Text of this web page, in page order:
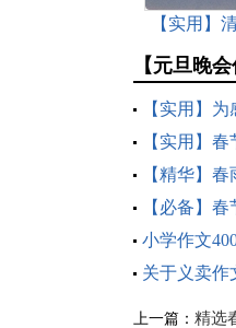
【实用】
【元旦晚
【实用】
【实用】
【精华】
【必备】
小学作文
关于义卖作
上一篇： 精选